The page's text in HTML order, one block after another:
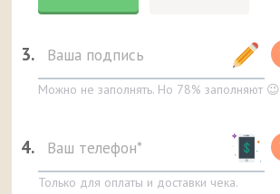
3.
Можно не заполнять. Но 78% заполняют 😉
4.
Только для оплаты и доставки чека.